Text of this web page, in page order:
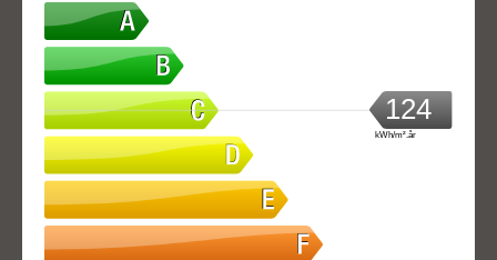
124
kWh/m².år